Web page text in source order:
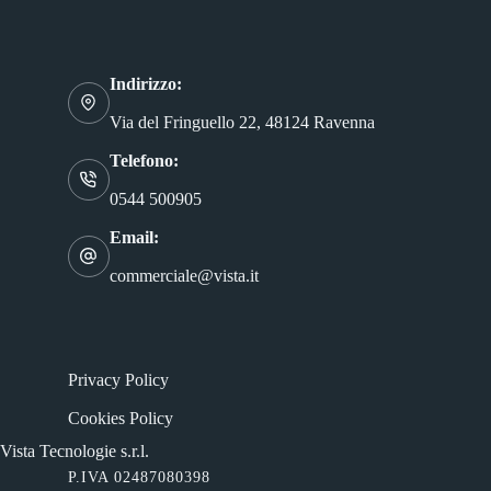
Indirizzo:
Via del Fringuello 22, 48124 Ravenna
Telefono:
0544 500905
Email:
commerciale@vista.it
Privacy Policy
Cookies Policy
Vista Tecnologie s.r.l.
P.IVA 02487080398